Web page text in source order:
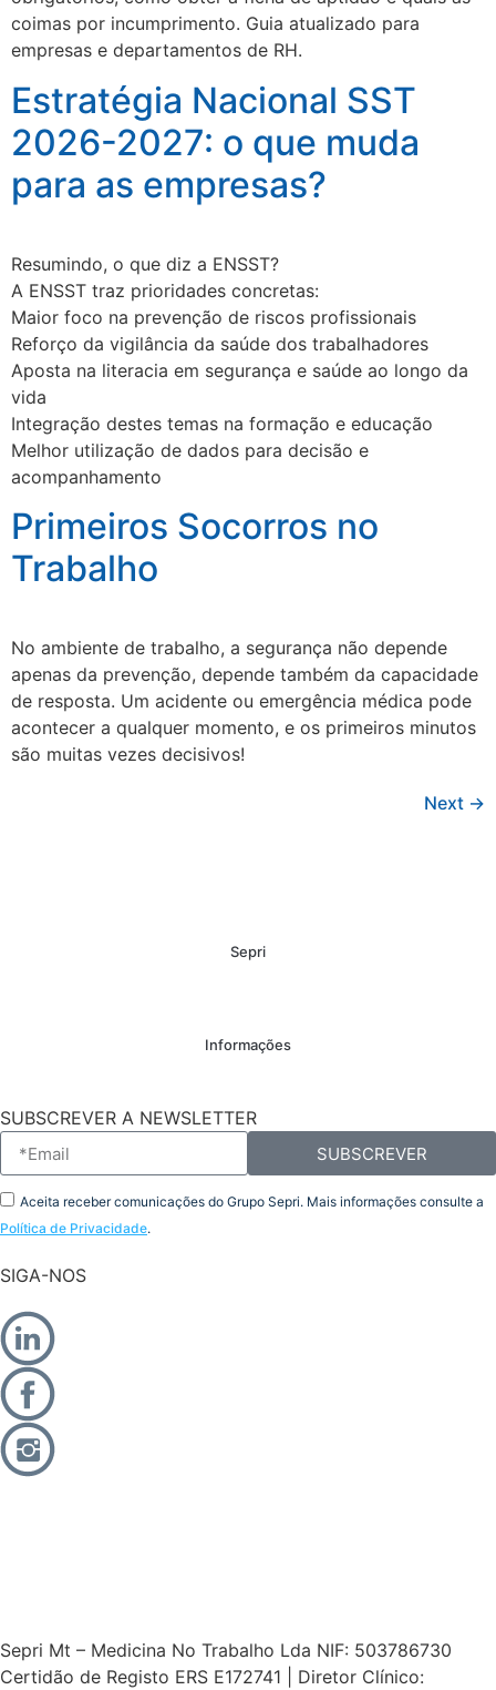
coimas por incumprimento. Guia atualizado para
empresas e departamentos de RH.
Estratégia Nacional SST
2026-2027: o que muda
para as empresas?
Resumindo, o que diz a ENSST?
A ENSST traz prioridades concretas:
Maior foco na prevenção de riscos profissionais
Reforço da vigilância da saúde dos trabalhadores
Aposta na literacia em segurança e saúde ao longo da
vida
Integração destes temas na formação e educação
Melhor utilização de dados para decisão e
acompanhamento
Primeiros Socorros no
Trabalho
No ambiente de trabalho, a segurança não depende
apenas da prevenção, depende também da capacidade
de resposta. Um acidente ou emergência médica pode
acontecer a qualquer momento, e os primeiros minutos
são muitas vezes decisivos!
Next →
Sepri
Informações
SUBSCREVER A NEWSLETTER
Aceita receber comunicações do Grupo Sepri. Mais informações consulte a
Política de Privacidade.
SUBSCREVER
SIGA-NOS
Sepri Mt – Medicina No Trabalho Lda NIF: 503786730
Certidão de Registo ERS E172741 | Diretor Clínico: